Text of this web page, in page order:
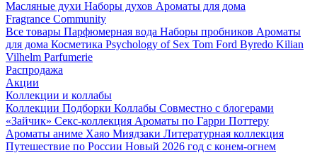
Масляные духи Наборы духов Ароматы для дома
Fragrance Community
Все товары Парфюмерная вода Наборы пробников Ароматы
для дома Косметика Psychology of Sex Tom Ford Byredo Kilian
Vilhelm Parfumerie
Распродажа
Акции
Коллекции и коллабы
Коллекции Подборки Коллабы Совместно с блогерами
«Зайчик» Секс-коллекция Ароматы по Гарри Поттеру
Ароматы аниме Хаяо Миядзаки Литературная коллекция
Путешествие по России Новый 2026 год с конем-огнем